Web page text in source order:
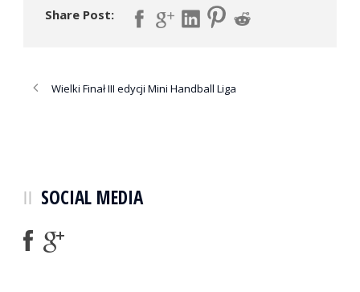
Share Post:
Wielki Finał III edycji Mini Handball Liga
SOCIAL MEDIA